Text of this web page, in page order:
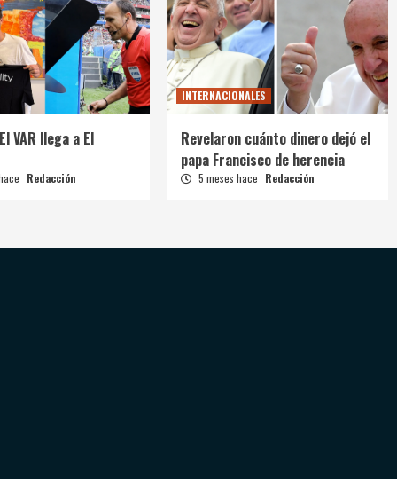
VAR llega a El
Redacción
INTERNACIONALES
Revelaron cuánto dinero dejó el
papa Francisco de herencia
5 meses hace Redacción